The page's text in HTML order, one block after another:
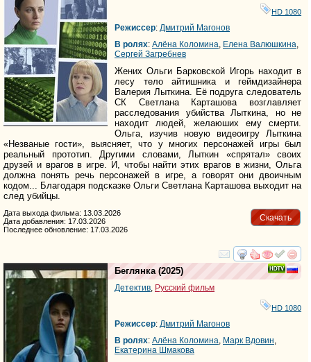
HD 1080
Режиссер: Дмитрий Магонов
В ролях: Алёна Коломина, Елена Валюшкина,
Сергей Загребнев
Жених Ольги Барковской Игорь находит в
лесу тело айтишника и геймдизайнера
Валерия Лыткина. Её подруга следователь
СК Светлана Карташова возглавляет
расследования убийства Лыткина, но не
находит людей, желаюших ему смерти.
Ольга, изучив новую видеоигру Лыткина
«Незваные гости», выясняет, что у многих персонажей игры был
реальный прототип. Другими словами, Лыткин «спрятал» своих
друзей и врагов в игре. И, чтобы найти этих врагов в жизни, Ольга
должна понять речь персонажей в игре, а говорят они двоичным
кодом... Благодаря подсказке Ольги Светлана Карташова выходит на
след убийцы.
Скачать
Дата выхода фильма: 13.03.2026
Дата добавления: 17.03.2026
Последнее обновление: 17.03.2026
смотреть
Беглянка(2025)
Детектив Русский фильм
HD 1080
Режиссер: Дмитрий Магонов
В ролях: Алёна Коломина Марк Вдовин
Екатерина Шмакова